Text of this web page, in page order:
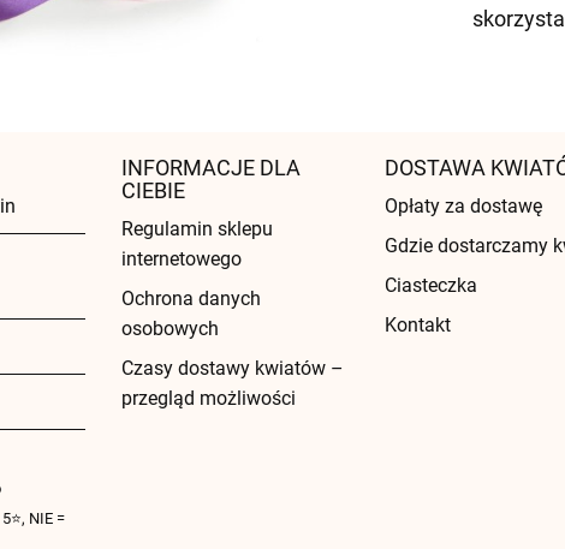
NIE =
INFORMACJE DLA
CIEBIE
Regulamin sklepu
internetowego
Ochrona danych
osobowych
Czasy dostawy kwiatów –
przegląd możliwości
DOSTAWA
Opłaty za dostawę
Gdzie dostarczamy
Ciasteczka
Kontakt